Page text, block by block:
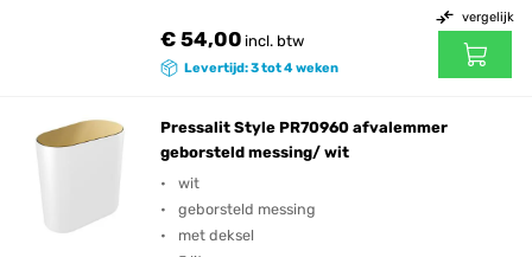
€ 54,00 incl. btw
Levertijd: 3 tot 4 weken
vergelijk
Pressalit Style PR70960 afvalemmer
geborsteld messing/ wit
wit
geborsteld messing
met deksel